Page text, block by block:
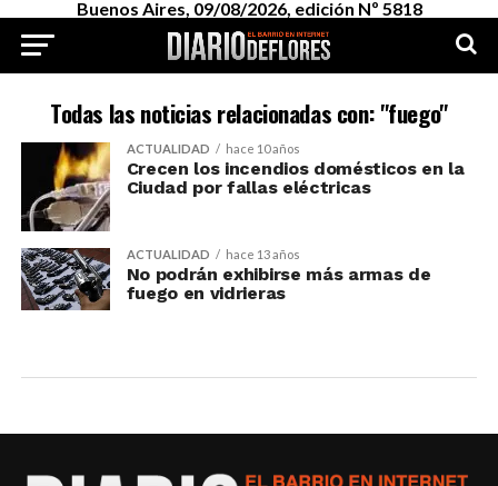
Buenos Aires, 09/08/2026, edición Nº 5818
Todas las noticias relacionadas con: "fuego"
ACTUALIDAD hace 10 años
Crecen los incendios domésticos en la
Ciudad por fallas eléctricas
ACTUALIDAD hace 13 años
No podrán exhibirse más armas de
fuego en vidrieras